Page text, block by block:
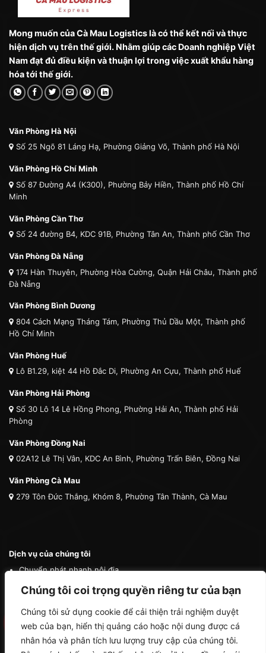
Chúng tôi coi trọng quyền riêng tư của bạn
Chúng tôi sử dụng cookie để cải thiện trải nghiệm duyệt
web của bạn, hiển thị quảng cáo hoặc nội dung được cá
nhân hóa và phân tích lưu lượng truy cập của chúng tôi.
Mong muốn của Cà Mau Logistics là có thể kết nối và thực
hiện dịch vụ trên thế giới. Nhằm giúp các Doanh nghiệp Việt
Nam đạt đủ điều kiện và thuận lợi trong việc xuất khẩu hàng
hóa tới thế giới.
Văn Phòng Hà Nội
Số 25 Ngõ 81 Láng Hạ, Phường Giảng Võ, Thành phố Hà Nội
Văn Phòng Hồ Chí Minh
Số 87 Đường A4 (K300), Phường Bảy Hiền, Thành phố Hồ Chí
Minh
Văn Phòng Cần Thơ
Số 24 đường B4, KDC 91B, Phường Tân An, Thành phố Cần Thơ
Văn Phòng Đà Nẵng
174 Hàn Thuyên, Phường Hòa Cường, Quận Hải Châu, Thành phố
Đà Nẵng
Văn Phòng Bình Dương
804 Cách Mạng Tháng Tám, Phường Thủ Dầu Một, Thành phố
Hồ Chí Minh
Văn Phòng Huế
Lô B1.29, kiệt 44 Hồ Đắc Di, Phường An Cựu, Thành phố Huế
Văn Phòng Hải Phòng
Số 30 Lô 14 Lê Hồng Phong, Phường Hải An, Thành phố Hải
Phòng
Văn Phòng Đồng Nai
02A12 Lê Thị Vân, KDC An Bình, Phường Trấn Biên, Đồng Nai
Văn Phòng Cà Mau
279 Tôn Đức Thắng, Khóm 8, Phường Tân Thành, Cà Mau
Dịch vụ của chúng tôi
Chuyển phát nhanh nội địa
Chuyển phát nhanh quốc tế
Vận chuyển thú cưng
Mua hộ hàng nước ngoài